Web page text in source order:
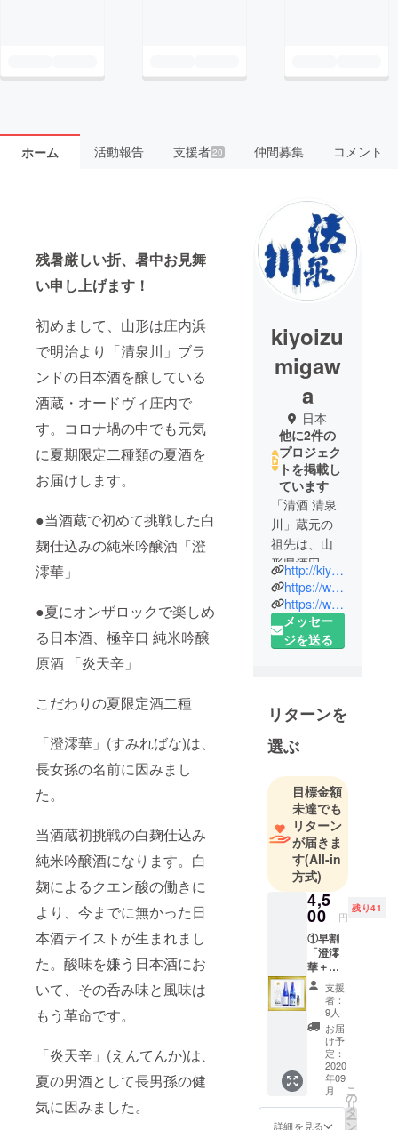
ホーム 活動報告 支援者 20 仲間募集 コメント
残暑厳しい折、暑中お見舞
い申し上げます！
初めまして、山形は庄内浜
で明治より「清泉川」ブラ
ンドの日本酒を醸している
酒蔵・オードヴィ庄内で
す。コロナ堝の中でも元気
に夏期限定二種類の夏酒を
お届けします。
●当酒蔵で初めて挑戦した白
麹仕込みの純米吟醸酒「澄
澪華」
●夏にオンザロックで楽しめ
る日本酒、極辛口 純米吟醸
原酒 「炎天辛」
こだわりの夏限定酒二種
「澄澪華」(すみればな)は、
長女孫の名前に因みまし
た。
当酒蔵初挑戦の白麹仕込み
純米吟醸酒になります。白
麹によるクエン酸の働きに
より、今までに無かった日
本酒テイストが生まれまし
た。酸味を嫌う日本酒にお
いて、その呑み味と風味は
もう革命です。
「炎天辛」(えんてんか)は、
夏の男酒として長男孫の健
気に因みました。
kiyoizu
migaw
a
日本
他に2件の
プロジェク
トを掲載し
ています
「清酒 清泉
川」蔵元の
祖先は、山
形県酒田市
浜中の砂丘
地において
江戸時代に
味噌・醤油
治8年にこの
味噌・醤油
醸造技術を
基にして、
敷地内に湧
き出す貴重
な鳥海山の
伏流水を使
い、
庄内平野の
米を原料に
して「清泉
川」という
日本酒の醸
造に取り組
みました。
以来、創業
「清泉川」
という日本
酒ブランド
http://kiyoizumigawa.com/
https://www.instagram.com/kiyoizumigawa/
https://www.facebook.com/haruyuki.satou.9
メッセー
ジを送る
リターンを
選ぶ
目標金額
未達でも
リターン
が届きま
す(All-in
方式)
4,5
00 円
残り41
①早割
「澄澪
華＋炎
天辛＋
オリジ
ナル酒
粕塩」
セット
【早割
限定・
50組】
澄澪華
／
720ml
支援
者：
9人
お届
け予
定：
2020
年09
月
詳細を見る
こ
の
リ
タ
ー
ン